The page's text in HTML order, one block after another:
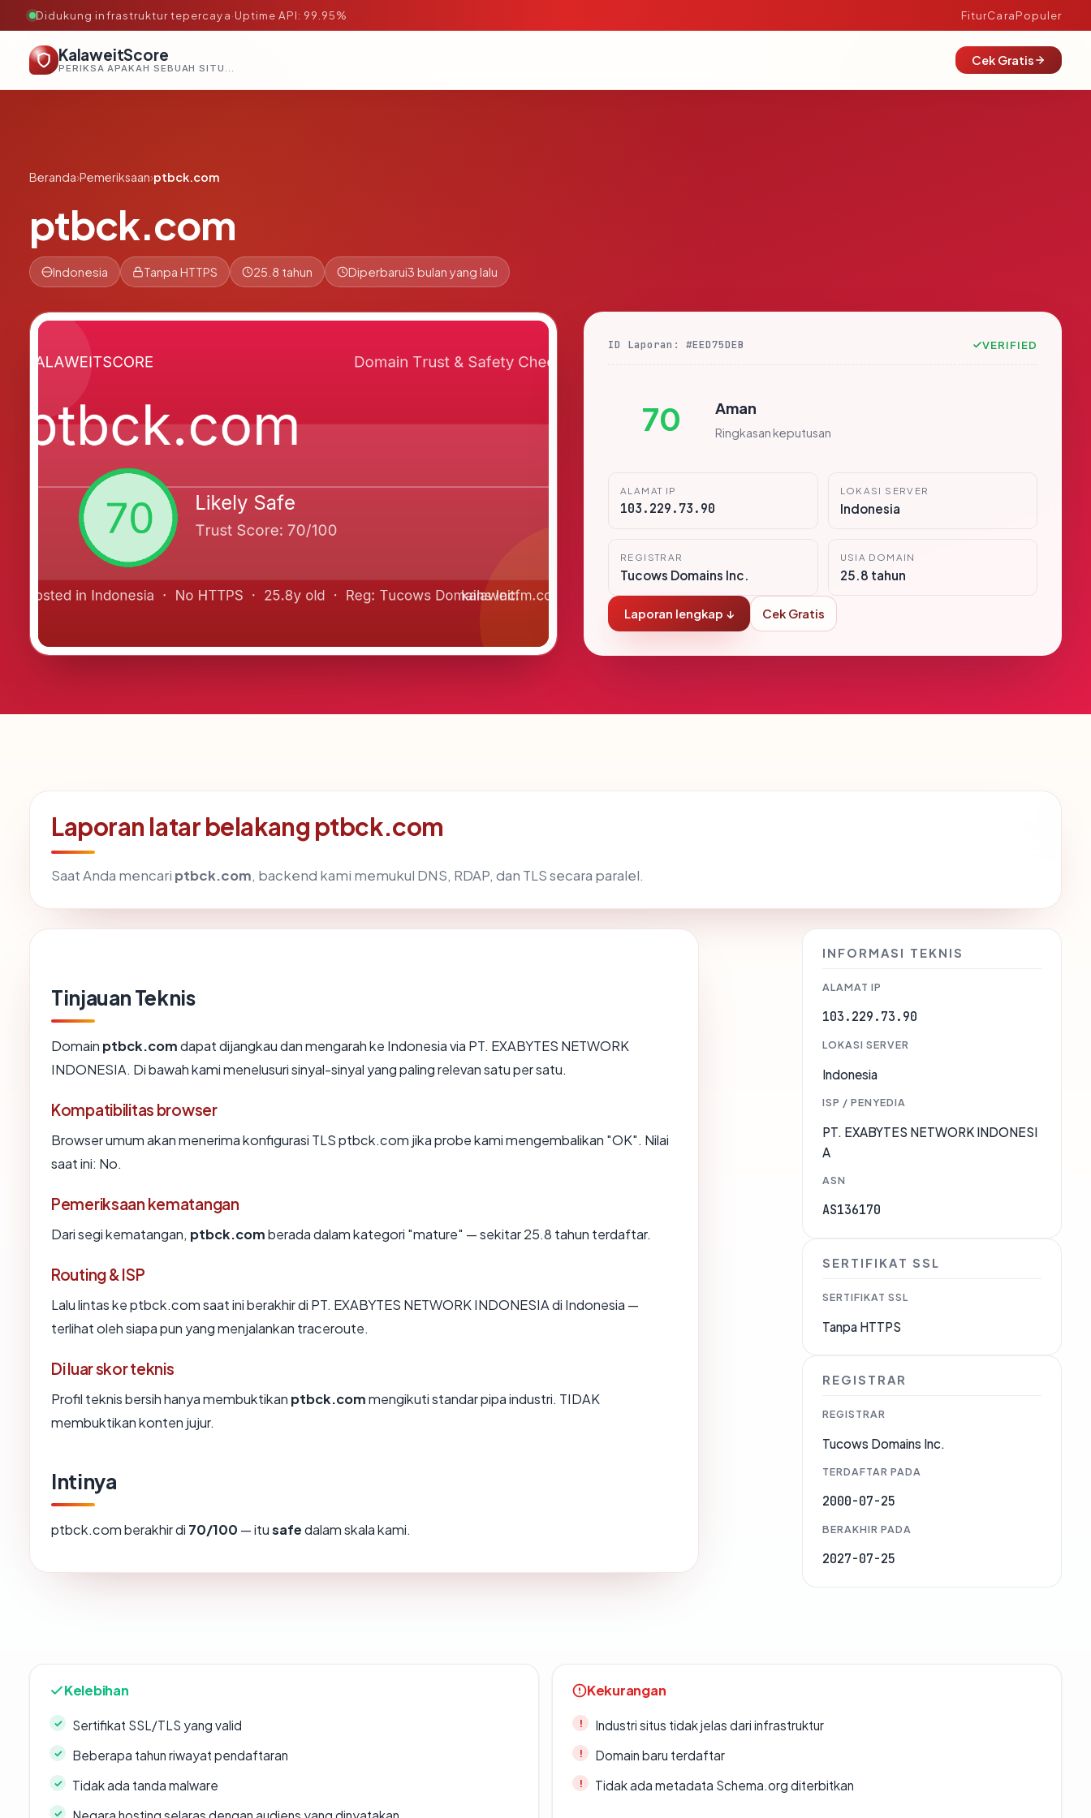
Didukung infrastruktur tepercaya·Uptime API: 99.95% FiturCaraPopuler
KalaweitScore
PERIKSA APAKAH SEBUAH SITUS AMAN, TEPERCAYA, DAN TERVERIFIKASI DALAM HITUNGAN DETIK.
Cek Gratis
Beranda›Pemeriksaan›ptbck.com
ptbck.com
Indonesia Tanpa HTTPS 25.8 tahun Diperbarui3 bulan yang lalu
ID Laporan: #EED75DEB VERIFIED
70 Aman
Ringkasan keputusan
ALAMAT IP
103.229.73.90
LOKASI SERVER
Indonesia
REGISTRAR
Tucows Domains Inc.
USIA DOMAIN
25.8 tahun
Laporan lengkap ↓ Cek Gratis
Laporan latar belakang ptbck.com
Saat Anda mencari ptbck.com, backend kami memukul DNS, RDAP, dan TLS secara paralel.
Tinjauan Teknis
Domain ptbck.comdapat dijangkau dan mengarah ke Indonesia via PT. EXABYTES NETWORK
INDONESIA. Di bawah kami menelusuri sinyal-sinyal yang paling relevan satu per satu.
Kompatibilitas browser
Browser umum akan menerima konfigurasi TLS ptbck.com jika probe kami mengembalikan "OK". Nilai
saat ini: No.
Pemeriksaan kematangan
Dari segi kematangan, ptbck.comberada dalam kategori "mature" — sekitar 25.8 tahun terdaftar.
Routing & ISP
Lalu lintas ke ptbck.com saat ini berakhir di PT. EXABYTES NETWORK INDONESIA di Indonesia —
terlihat oleh siapa pun yang menjalankan traceroute.
Di luar skor teknis
Profil teknis bersih hanya membuktikan ptbck.commengikuti standar pipa industri. TIDAK
membuktikan konten jujur.
Intinya
ptbck.com berakhir di 70/100 — itusafedalam skala kami.
INFORMASI TEKNIS
ALAMAT IP
103.229.73.90
LOKASI SERVER
Indonesia
ISP / PENYEDIA
PT. EXABYTES NETWORK INDONESI
A
ASN
AS136170
SERTIFIKAT SSL
SERTIFIKAT SSL
Tanpa HTTPS
REGISTRAR
REGISTRAR
Tucows Domains Inc.
TERDAFTAR PADA
2000-07-25
BERAKHIR PADA
2027-07-25
Kelebihan
Sertifikat SSL/TLS yang valid
Beberapa tahun riwayat pendaftaran
Tidak ada tanda malware
Kekurangan
Industri situs tidak jelas dari infrastruktur
Domain baru terdaftar
Tidak ada metadata Schema.org diterbitkan